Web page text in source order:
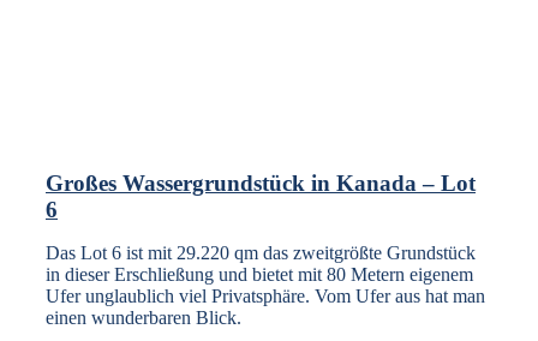
Großes Wassergrundstück in Kanada – Lot
6
Das Lot 6 ist mit 29.220 qm das zweitgrößte Grundstück
in dieser Erschließung und bietet mit 80 Metern eigenem
Ufer unglaublich viel Privatsphäre. Vom Ufer aus hat man
einen wunderbaren Blick.